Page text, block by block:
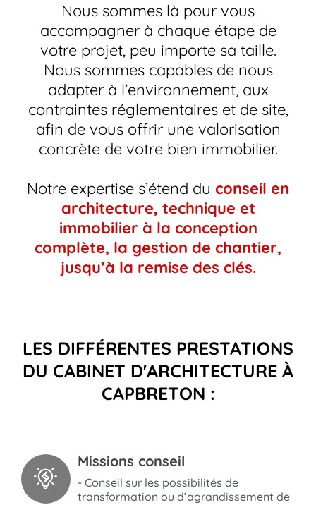
Nous sommes là pour vous
accompagner à chaque étape de
votre projet, peu importe sa taille.
Nous sommes capables de nous
adapter à l’environnement, aux
contraintes réglementaires et de site,
afin de vous offrir une valorisation
concrète de votre bien immobilier.
Notre expertise s’étend du conseil en
architecture, technique et
immobilier à la conception
complète, la gestion de chantier,
jusqu’à la remise des clés.
LES DIFFÉRENTES PRESTATIONS
DU CABINET D'ARCHITECTURE À
CAPBRETON :
Missions conseil
- Conseil sur les possibilités de
transformation ou d’agrandissement de